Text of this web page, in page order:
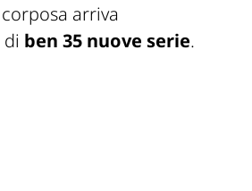
arriva
ben 35 nuove serie.